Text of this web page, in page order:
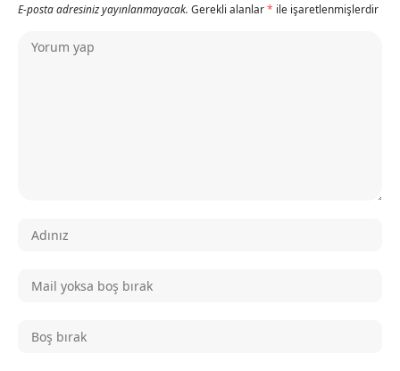
E-posta adresiniz yayınlanmayacak. Gerekli alanlar* ile işaretlenmişlerdir